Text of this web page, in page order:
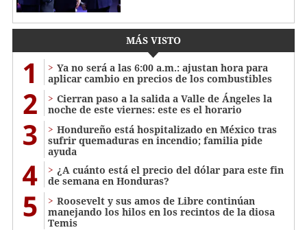
MÁS VISTO
1
Ya no será a las 6:00 a.m.: ajustan hora para
aplicar cambio en precios de los combustibles
2
Cierran paso a la salida a Valle de Ángeles la
noche de este viernes: este es el horario
3
Hondureño está hospitalizado en México tras
sufrir quemaduras en incendio; familia pide
ayuda
4
¿A cuánto está el precio del dólar para este fin
de semana en Honduras?
5
Roosevelt y sus amos de Libre continúan
manejando los hilos en los recintos de la diosa
Temis